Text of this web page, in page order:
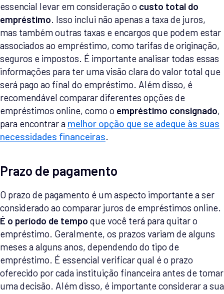
essencial levar em consideração o custo total do
empréstimo. Isso inclui não apenas a taxa de juros,
mas também outras taxas e encargos que podem estar
associados ao empréstimo, como tarifas de originação,
seguros e impostos. É importante analisar todas essas
informações para ter uma visão clara do valor total que
será pago ao final do empréstimo. Além disso, é
recomendável comparar diferentes opções de
empréstimos online, como o empréstimo consignado,
para encontrar a melhor opção que se adeque às suas
necessidades financeiras.
Prazo de pagamento
O prazo de pagamento é um aspecto importante a ser
considerado ao comparar juros de empréstimos online.
É o período de tempo que você terá para quitar o
empréstimo. Geralmente, os prazos variam de alguns
meses a alguns anos, dependendo do tipo de
empréstimo. É essencial verificar qual é o prazo
oferecido por cada instituição financeira antes de tomar
uma decisão. Além disso, é importante considerar a sua